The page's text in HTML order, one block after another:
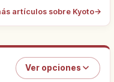
artículos sobre Kyoto→
Ver opciones